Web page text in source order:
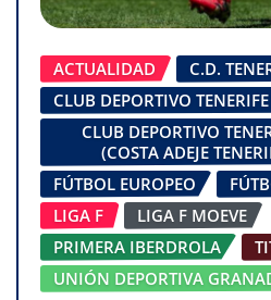
ACTUALIDAD
C.D.
CLUB DEPORTIVO
CLUB DEPORTIVO
(COSTA ADEJE
FÚTBOL EUROPEO
LIGA F
LIGA F MOEVE
PRIMERA IBERDROLA
UNIÓN DEPORTIVA